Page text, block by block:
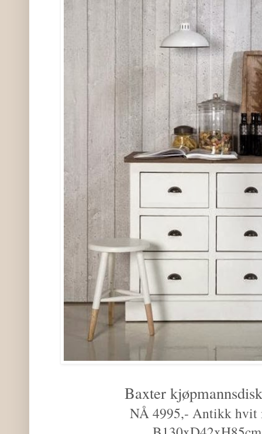
Baxter
NÅ 4995,- Antikk hvit